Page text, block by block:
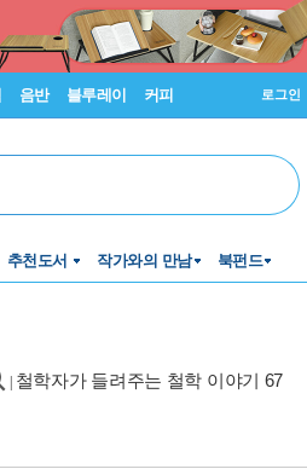
음반 블루레이 커피 로그인
추천도서 작가와의 만남 북펀드
철학자가 들려주는 철학 이야기 67